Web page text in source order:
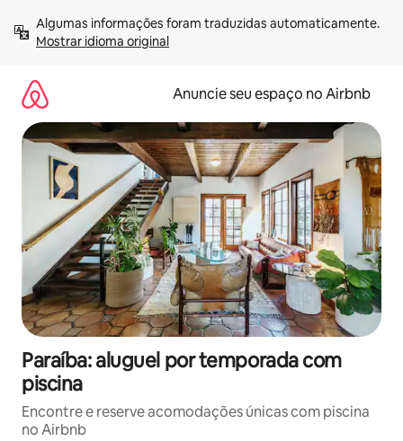
para
Mostrar idioma original
Anuncie seu espaço no Airbnb
Paraíba: aluguel por temporada com
piscina
Encontre e reserve acomodações únicas com piscina
no Airbnb